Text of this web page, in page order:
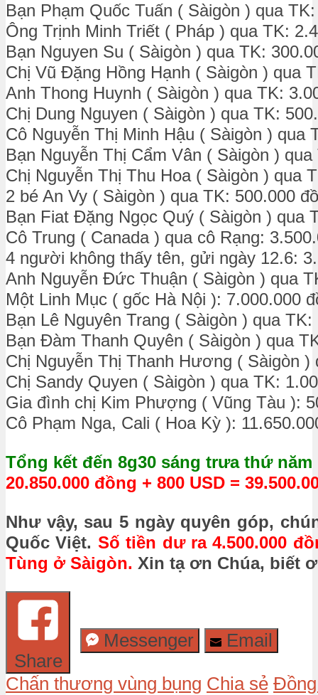
Bạn Phạm Quốc Tuấn ( Sàigòn ) qua
Ông Trịnh Minh Triết ( Pháp ) qua TK:
Bạn Nguyen Su ( Sàigòn ) qua TK:
Chị Vũ Đặng Hồng Hạnh ( Sàigòn ) qua
Anh Thong Huynh ( Sàigòn ) qua TK:
Chị Dung Nguyen ( Sàigòn ) qua TK:
Cô Nguyễn Thị Minh Hậu ( Sàigòn ) qua
Bạn Nguyễn Thị Cẩm Vân ( Sàigòn )
Chị Nguyễn Thị Thu Hoa ( Sàigòn ) qua
2 bé An Vy ( Sàigòn ) qua TK: 500.000
Bạn Fiat Đặng Ngọc Quý ( Sàigòn ) qua
Cô Trung ( Canada ) qua cô Rạng:
4 người không thấy tên, gửi ngày 12.6:
Anh Nguyễn Đức Thuận ( Sàigòn ) qua
Một Linh Mục ( gốc Hà Nội ): 7.000.000
Bạn Lê Nguyên Trang ( Sàigòn ) qua TK:
Bạn Đàm Thanh Quyên ( Sàigòn ) qua
Chị Nguyễn Thị Thanh Hương ( Sàigòn )
Chị Sandy Quyen ( Sàigòn ) qua TK:
Gia đình chị Kim Phượng ( Vũng Tàu ):
Cô Phạm Nga, Cali ( Hoa Kỳ ):
Tổng kết đến 8g30 sáng trưa thứ năm
20.850.000 đồng + 800 USD =
Như vậy, sau 5 ngày quyên góp,
Quốc Việt. Số tiền dư ra 4.500.000
Tùng ở Sàigòn. Xin tạ ơn Chúa, biết
Share
Messenger Email
Chấn thương vùng bụng Chia sẻ